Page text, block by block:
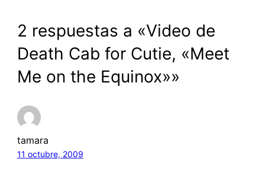
2 respuestas a «Video de
Death Cab for Cutie, «Meet
Me on the Equinox»»
tamara
11 octubre, 2009